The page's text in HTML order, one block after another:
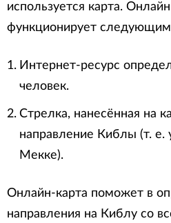
используется карта.
функционирует
Интернет-ресурс
человек.
Стрелка, нанесённая на
направление Киблы (т. е.
Мекке).
Онлайн-карта поможет в
направления на Киблу со